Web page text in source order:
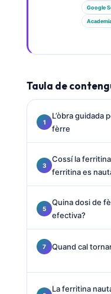
Google
Taula de
L’òbra guidada
fèrre
Cossí la
ferritina es
Quina dosi de
efectiva?
Quand cal
La ferritina